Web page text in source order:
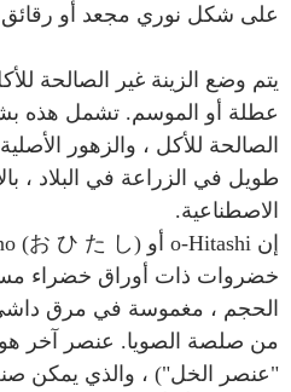
على شكل نوري مجعد أو رقائق
يتم وضع الزينة غير الصالحة
عطلة أو الموسم. تشمل هذه
الصالحة للأكل ، والزهور
طويل في الزراعة في البلاد ،
الاصطناعية.
خضروات ذات أوراق خضراء
"عنصر الخل") ، والذي يمكن